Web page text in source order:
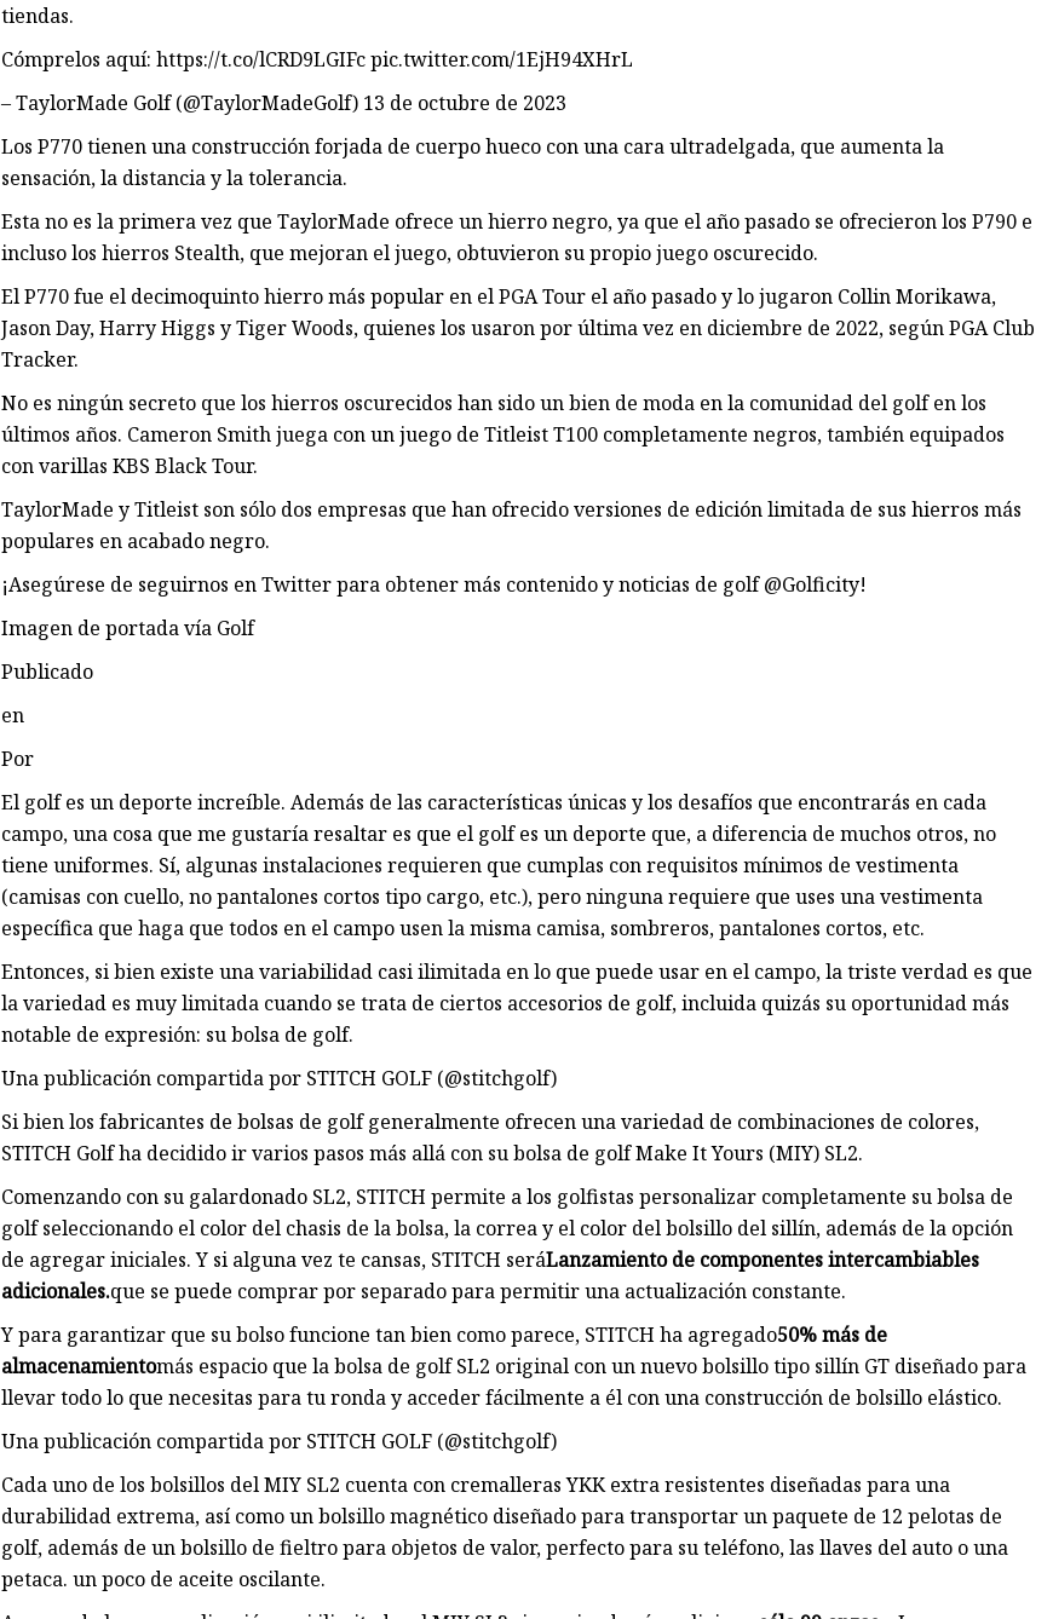
tiendas.
Cómprelos aquí: https://t.co/lCRD9LGIFc pic.twitter.com/1EjH94XHrL
– TaylorMade Golf (@TaylorMadeGolf) 13 de octubre de 2023
Los P770 tienen una construcción forjada de cuerpo hueco con una cara ultradelgada, que aumenta la
sensación, la distancia y la tolerancia.
Esta no es la primera vez que TaylorMade ofrece un hierro negro, ya que el año pasado se ofrecieron los P790 e
incluso los hierros Stealth, que mejoran el juego, obtuvieron su propio juego oscurecido.
El P770 fue el decimoquinto hierro más popular en el PGA Tour el año pasado y lo jugaron Collin Morikawa,
Jason Day, Harry Higgs y Tiger Woods, quienes los usaron por última vez en diciembre de 2022, según PGA Club
Tracker.
No es ningún secreto que los hierros oscurecidos han sido un bien de moda en la comunidad del golf en los
últimos años. Cameron Smith juega con un juego de Titleist T100 completamente negros, también equipados
con varillas KBS Black Tour.
TaylorMade y Titleist son sólo dos empresas que han ofrecido versiones de edición limitada de sus hierros más
populares en acabado negro.
¡Asegúrese de seguirnos en Twitter para obtener más contenido y noticias de golf @Golficity!
Imagen de portada vía Golf
Publicado
en
Por
El golf es un deporte increíble. Además de las características únicas y los desafíos que encontrarás en cada
campo, una cosa que me gustaría resaltar es que el golf es un deporte que, a diferencia de muchos otros, no
tiene uniformes. Sí, algunas instalaciones requieren que cumplas con requisitos mínimos de vestimenta
(camisas con cuello, no pantalones cortos tipo cargo, etc.), pero ninguna requiere que uses una vestimenta
específica que haga que todos en el campo usen la misma camisa, sombreros, pantalones cortos, etc.
Entonces, si bien existe una variabilidad casi ilimitada en lo que puede usar en el campo, la triste verdad es que
la variedad es muy limitada cuando se trata de ciertos accesorios de golf, incluida quizás su oportunidad más
notable de expresión: su bolsa de golf.
Una publicación compartida por STITCH GOLF (@stitchgolf)
Si bien los fabricantes de bolsas de golf generalmente ofrecen una variedad de combinaciones de colores,
STITCH Golf ha decidido ir varios pasos más allá con su bolsa de golf Make It Yours (MIY) SL2.
Comenzando con su galardonado SL2, STITCH permite a los golfistas personalizar completamente su bolsa de
golf seleccionando el color del chasis de la bolsa, la correa y el color del bolsillo del sillín, además de la opción
de agregar iniciales. Y si alguna vez te cansas, STITCH seráLanzamiento de componentes intercambiables
adicionales.que se puede comprar por separado para permitir una actualización constante.
Y para garantizar que su bolso funcione tan bien como parece, STITCH ha agregado50% más de
almacenamientomás espacio que la bolsa de golf SL2 original con un nuevo bolsillo tipo sillín GT diseñado para
llevar todo lo que necesitas para tu ronda y acceder fácilmente a él con una construcción de bolsillo elástico.
Una publicación compartida por STITCH GOLF (@stitchgolf)
Cada uno de los bolsillos del MIY SL2 cuenta con cremalleras YKK extra resistentes diseñadas para una
durabilidad extrema, así como un bolsillo magnético diseñado para transportar un paquete de 12 pelotas de
golf, además de un bolsillo de fieltro para objetos de valor, perfecto para su teléfono, las llaves del auto o una
petaca. un poco de aceite oscilante.